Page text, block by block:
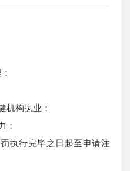
机构执业；
；
执行完毕之日起至申请注